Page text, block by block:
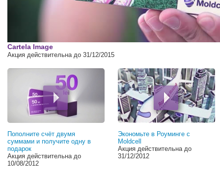
Cartela Image
Акция действительна до 31/12/2015
Пополните счёт двумя
суммами и получите одну в
подарок
Акция действительна до
10/08/2012
Экономьте в Роуминге с
Moldcell
Акция действительна до
31/12/2012